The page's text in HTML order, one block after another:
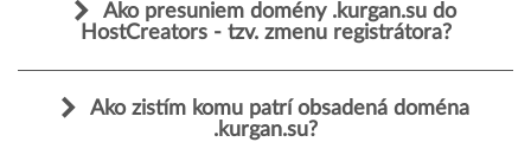
Ako presuniem domény .kurgan.su do
HostCreators - tzv. zmenu registrátora?
Ako zistím komu patrí obsadená doména
.kurgan.su?